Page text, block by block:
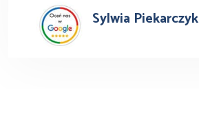
Sylwia Piekarczyk